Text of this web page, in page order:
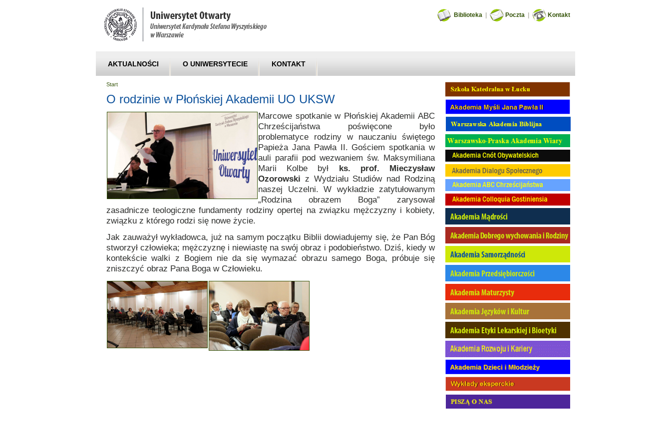
Biblioteka Poczta Kontakt
AKTUALNOŚCI O UNIWERSYTECIE KONTAKT
Start
O rodzinie w Płońskiej Akademii UO UKSW
Marcowe spotkanie w Płońskiej Akademii ABC
Chrześcijaństwa poświęcone było
problematyce rodziny w nauczaniu świętego
Papieża Jana Pawła II. Gościem spotkania w
auli parafii pod wezwaniem św. Maksymiliana
Marii Kolbe był ks. prof. Mieczysław
Ozorowski z Wydziału Studiów nad Rodziną
naszej Uczelni. W wykładzie zatytułowanym
„Rodzina obrazem Boga” zarysował
zasadnicze teologiczne fundamenty rodziny opertej na związku mężczyzny i kobiety,
związku z którego rodzi się nowe życie.
Jak zauważył wykładowca, już na samym początku Biblii dowiadujemy się, że Pan Bóg
stworzył człowieka; mężczyznę i niewiastę na swój obraz i podobieństwo. Dziś, kiedy w
kontekście walki z Bogiem nie da się wymazać obrazu samego Boga, próbuje się
zniszczyć obraz Pana Boga w Człowieku.